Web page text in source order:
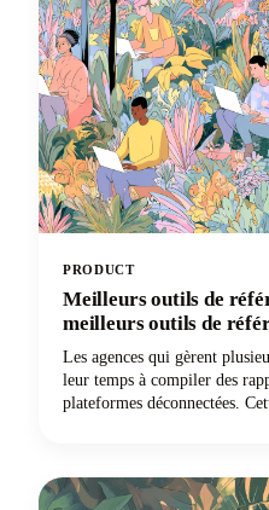
PRODUCT
Meilleurs outils de
meilleurs outils de
des sites Web
Les agences qui gèrent
leur temps à compiler des
plateformes déconnectées.